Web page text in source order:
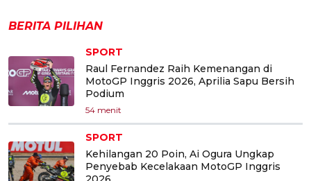
BERITA PILIHAN
SPORT
Raul Fernandez Raih Kemenangan di
MotoGP Inggris 2026, Aprilia Sapu Bersih
Podium
54 menit
SPORT
Kehilangan 20 Poin, Ai Ogura Ungkap
Penyebab Kecelakaan MotoGP Inggris